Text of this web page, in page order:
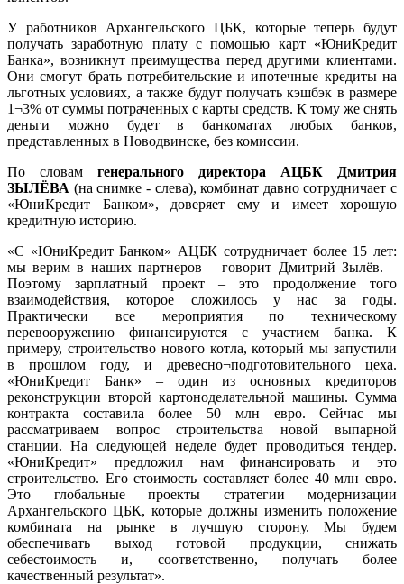
У работников Архангельского ЦБК, которые теперь будут
получать заработную плату с помощью карт «ЮниКредит
Банка», возникнут преимущества перед другими клиентами.
Они смогут брать потребительские и ипотечные кредиты на
льготных условиях, а также будут получать кэшбэк в размере
1¬3% от суммы потраченных с карты средств. К тому же снять
деньги можно будет в банкоматах любых банков,
представленных в Новодвинске, без комиссии.
По словам генерального директора АЦБК Дмитрия
ЗЫЛЁВА (на снимке - слева), комбинат давно сотрудничает с
«ЮниКредит Банком», доверяет ему и имеет хорошую
кредитную историю.
«С «ЮниКредит Банком» АЦБК сотрудничает более 15 лет:
мы верим в наших партнеров – говорит Дмитрий Зылёв. –
Поэтому зарплатный проект – это продолжение того
взаимодействия, которое сложилось у нас за годы.
Практически все мероприятия по техническому
перевооружению финансируются с участием банка. К
примеру, строительство нового котла, который мы запустили
в прошлом году, и древесно¬подготовительного цеха.
«ЮниКредит Банк» – один из основных кредиторов
реконструкции второй картоноделательной машины. Сумма
контракта составила более 50 млн евро. Сейчас мы
рассматриваем вопрос строительства новой выпарной
станции. На следующей неделе будет проводиться тендер.
«ЮниКредит» предложил нам финансировать и это
строительство. Его стоимость составляет более 40 млн евро.
Это глобальные проекты стратегии модернизации
Архангельского ЦБК, которые должны изменить положение
комбината на рынке в лучшую сторону. Мы будем
обеспечивать выход готовой продукции, снижать
себестоимость и, соответственно, получать более
качественный результат».